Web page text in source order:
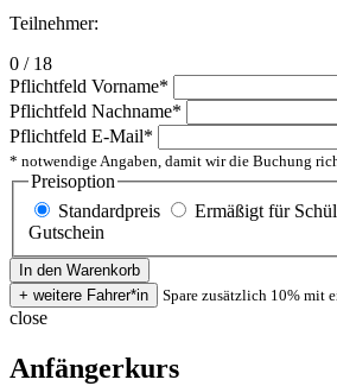
Teilnehmer:
0 / 18
Pflichtfeld Vorname*
Pflichtfeld Nachname*
Pflichtfeld E-Mail*
* notwendige Angaben, damit wir die Buchung
Preisoption
Standardpreis
Ermäßigt für
Gutschein
Spare zusätzlich 10% mit
close
Anfängerkurs